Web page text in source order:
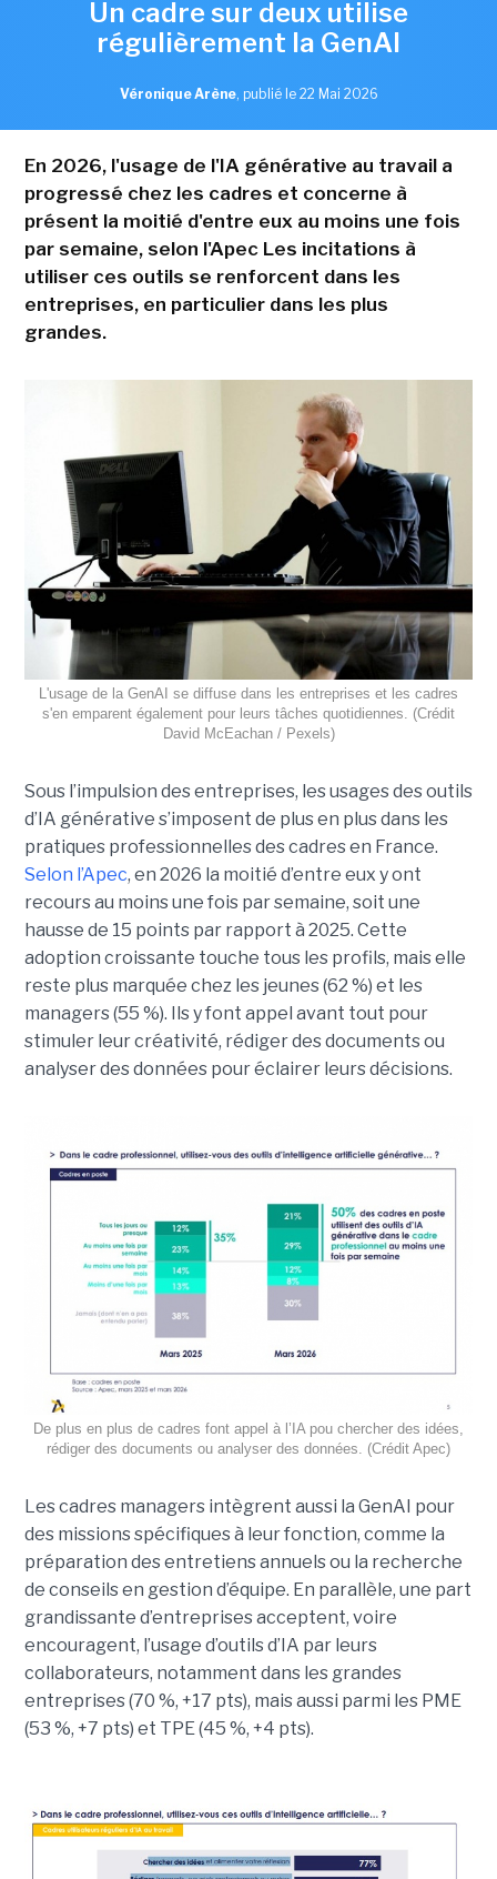
Un cadre sur deux utilise
régulièrement la GenAI
Véronique Arène, publié le 22 Mai 2026
En 2026, l'usage de l'IA générative au travail a
progressé chez les cadres et concerne à
présent la moitié d'entre eux au moins une fois
par semaine, selon l'Apec Les incitations à
utiliser ces outils se renforcent dans les
entreprises, en particulier dans les plus
grandes.
L'usage de la GenAI se diffuse dans les entreprises et les cadres
s'en emparent également pour leurs tâches quotidiennes. (Crédit
David McEachan / Pexels)
Sous l’impulsion des entreprises, les usages des outils
d’IA générative s’imposent de plus en plus dans les
pratiques professionnelles des cadres en France.
Selon l’Apec, en 2026 la moitié d’entre eux y ont
recours au moins une fois par semaine, soit une
hausse de 15 points par rapport à 2025. Cette
adoption croissante touche tous les profils, mais elle
reste plus marquée chez les jeunes (62 %) et les
managers (55 %). Ils y font appel avant tout pour
stimuler leur créativité, rédiger des documents ou
analyser des données pour éclairer leurs décisions.
De plus en plus de cadres font appel à l’IA pou chercher des idées,
rédiger des documents ou analyser des données. (Crédit Apec)
Les cadres managers intègrent aussi la GenAI pour
des missions spécifiques à leur fonction, comme la
préparation des entretiens annuels ou la recherche
de conseils en gestion d’équipe. En parallèle, une part
grandissante d’entreprises acceptent, voire
encouragent, l’usage d’outils d’IA par leurs
collaborateurs, notamment dans les grandes
entreprises (70 %, +17 pts), mais aussi parmi les PME
(53 %, +7 pts) et TPE (45 %, +4 pts).